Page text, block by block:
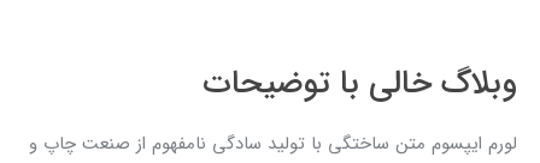
وبلاگ خالی با توضیحات
لورم ایپسوم متن ساختگی با تولید سادگی نامفهوم از صنعت چاپ و